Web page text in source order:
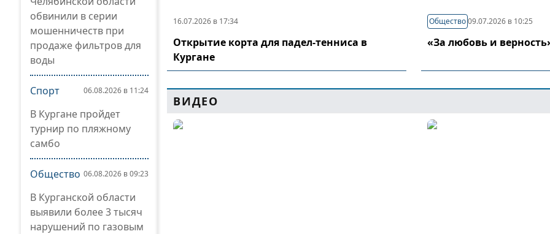
обвинили в серии
мошенничеств при
продаже фильтров для
воды
Спорт 06.08.2026 в 11:24
В Кургане пройдет
турнир по пляжному
самбо
Общество 06.08.2026 в 09:23
В Курганской области
выявили более 3 тысяч
нарушений по газовым
16.07.2026 в 17:34
Открытие корта для падел-тенниса в
Кургане
Общество 09.07.2026 в 10:25
«За любовь и
ВИДЕО